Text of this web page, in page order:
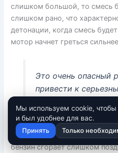
слишком большой, то смесь
слишком рано, что
детонации, когда смесь
мотор начнет греться
Это очень опасный
привести к
Другая проблема – позднее
бензин сгорает слишком
Мы используем cookie, чтобы
и был удобнее для вас.
Принять Только